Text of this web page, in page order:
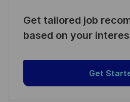
Get tailored job
based on your
Get